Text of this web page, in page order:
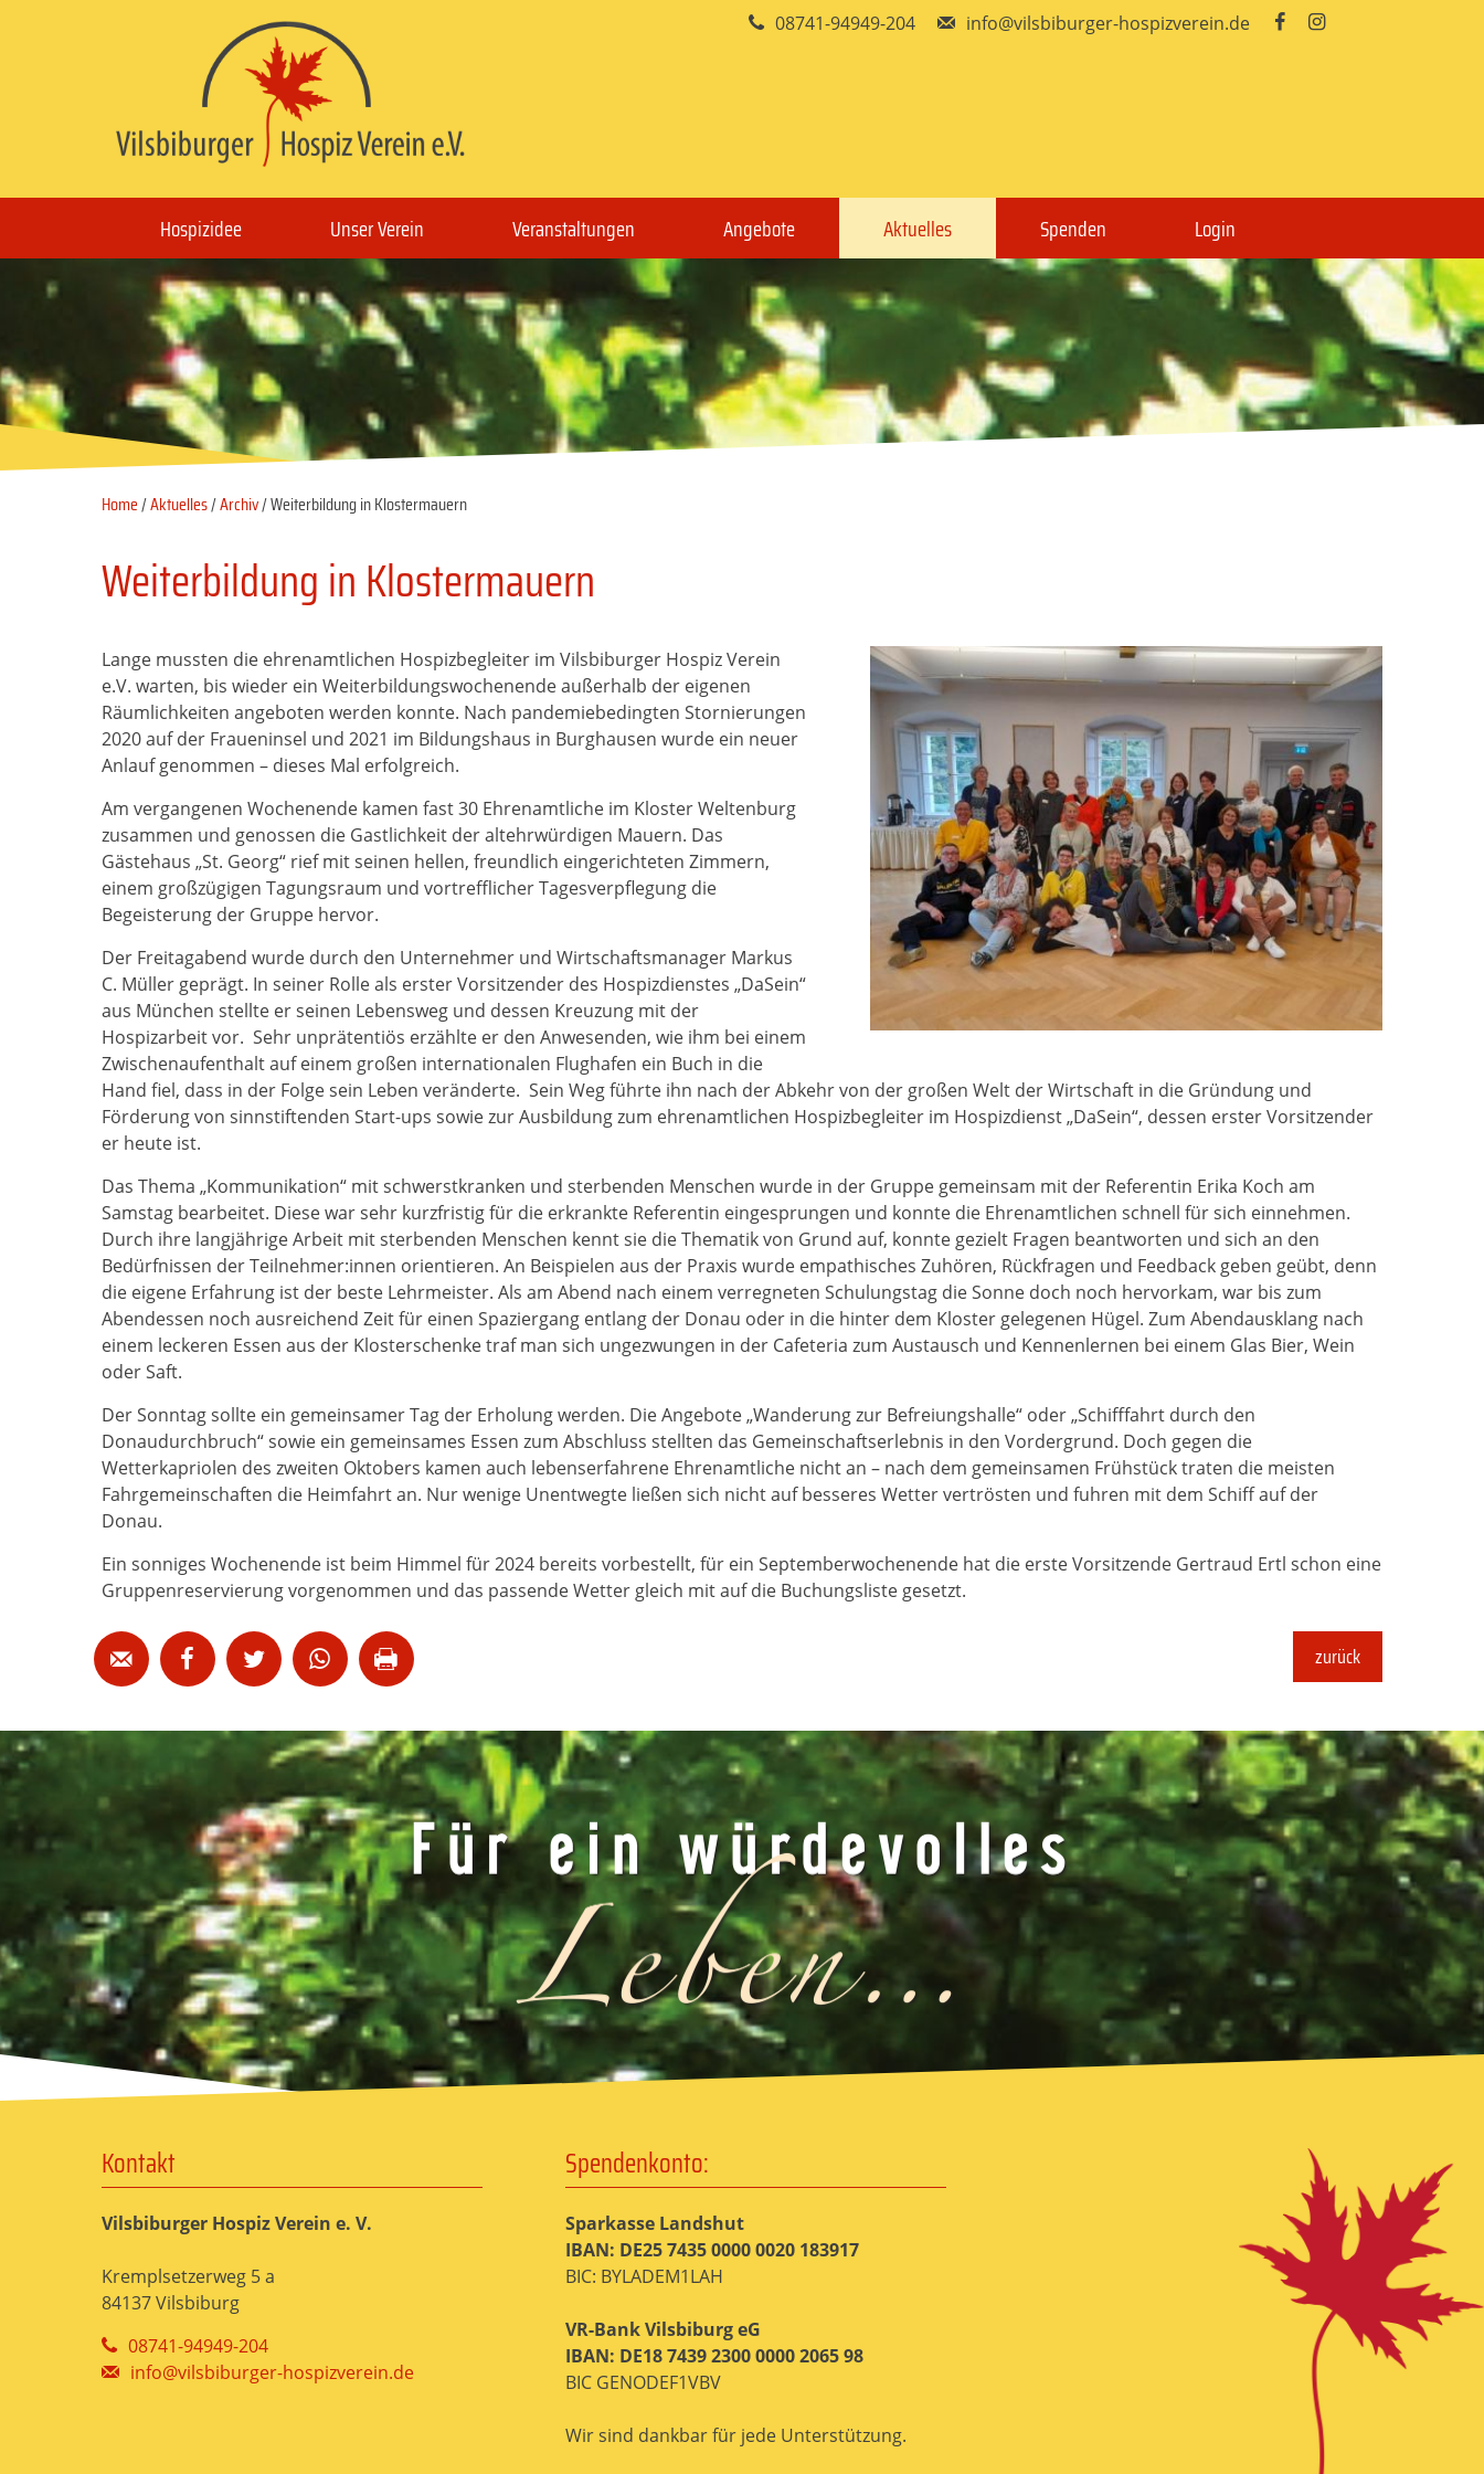
Hospizidee Unser Verein Veranstaltungen Angebote Aktuelles Spenden Login
Home/Aktuelles/Archiv/ Weiterbildung in Klostermauern
Weiterbildung in Klostermauern
Lange mussten die ehrenamtlichen Hospizbegleiter im Vilsbiburger Hospiz Verein
e.V. warten, bis wieder ein Weiterbildungswochenende außerhalb der eigenen
Räumlichkeiten angeboten werden konnte. Nach pandemiebedingten Stornierungen
2020 auf der Fraueninsel und 2021 im Bildungshaus in Burghausen wurde ein neuer
Anlauf genommen – dieses Mal erfolgreich.
Am vergangenen Wochenende kamen fast 30 Ehrenamtliche im Kloster Weltenburg
zusam­men und genossen die Gastlichkeit der altehrwürdigen Mauern. Das
Gästehaus „St. Georg“ rief mit seinen hellen, freundlich eingerichteten Zimmern,
einem großzügigen Tagungsraum und vortrefflicher Tagesverpflegung die
Begeisterung der Gruppe hervor.
Der Freitagabend wurde durch den Unternehmer und Wirtschaftsmanager Markus
C. Müller geprägt. In seiner Rolle als erster Vorsitzender des Hospizdienstes „DaSein“
aus München stellte er seinen Lebensweg und dessen Kreuzung mit der
Hospizarbeit vor. Sehr unprätentiös erzähl­te er den Anwesenden, wie ihm bei einem
Zwischenaufenthalt auf einem großen internationalen Flughafen ein Buch in die
Hand fiel, dass in der Folge sein Leben veränderte. Sein Weg führte ihn nach der Abkehr von der großen Welt der Wirtschaft in die Gründung und
Förderung von sinnstiftenden Start-ups sowie zur Ausbildung zum ehrenamtlichen Hospiz­begleiter im Hos­piz­­­dienst „DaSein“, dessen erster Vorsitzender
er heute ist.
Das Thema „Kommunikation“ mit schwerstkranken und sterbenden Menschen wurde in der Gruppe gemeinsam mit der Referentin Erika Koch am
Samstag bearbeitet. Diese war sehr kurzfristig für die erkrankte Referentin eingesprungen und konnte die Ehrenamtlichen schnell für sich einnehmen.
Durch ihre langjährige Arbeit mit sterbenden Menschen kennt sie die Thematik von Grund auf, konnte gezielt Fragen beantworten und sich an den
Bedürfnissen der Teilnehmer:innen orientieren. An Beispielen aus der Praxis wurde empathisches Zuhören, Rückfragen und Feedback geben geübt, denn
die eigene Erfahrung ist der beste Lehrmeister. Als am Abend nach einem verregneten Schulungstag die Sonne doch noch hervorkam, war bis zum
Abendessen noch ausreichend Zeit für einen Spaziergang entlang der Donau oder in die hinter dem Kloster gelegenen Hügel. Zum Abendausklang nach
einem leckeren Essen aus der Klosterschenke traf man sich ungezwungen in der Cafeteria zum Austausch und Kennenlernen bei einem Glas Bier, Wein
oder Saft.
Der Sonntag sollte ein gemeinsamer Tag der Erholung werden. Die Angebote „Wanderung zur Befreiungshalle“ oder „Schifffahrt durch den
Donaudurchbruch“ sowie ein gemeinsames Essen zum Abschluss stellten das Gemeinschaftserlebnis in den Vordergrund. Doch gegen die
Wetterkapriolen des zweiten Oktobers kamen auch lebenserfahrene Ehrenamtliche nicht an – nach dem gemeinsamen Frühstück traten die meisten
Fahrgemeinschaften die Heimfahrt an. Nur wenige Unentwegte ließen sich nicht auf besseres Wetter vertrösten und fuhren mit dem Schiff auf der
Donau.
Ein sonniges Wochenende ist beim Himmel für 2024 bereits vorbestellt, für ein September­wochen­­ende hat die erste Vorsitzende Gertraud Ertl schon eine
Gruppenreservierung vorgenommen und das passende Wetter gleich mit auf die Buchungsliste gesetzt.
     zurück
Kontakt
Vilsbiburger Hospiz Verein e. V.
Kremplsetzerweg 5 a
84137 Vilsbiburg
08741-94949-204
info@vilsbiburger-hospizverein.de
08741-94949-204 info@vilsbiburger-hospizverein.de  
Spendenkonto:
Sparkasse Landshut
IBAN: DE25 7435 0000 0020 183917
BIC: BYLADEM1LAH
VR-Bank Vilsbiburg eG
IBAN: DE18 7439 2300 0000 2065 98
BIC GENODEF1VBV
Wir sind dankbar für jede Unterstützung.